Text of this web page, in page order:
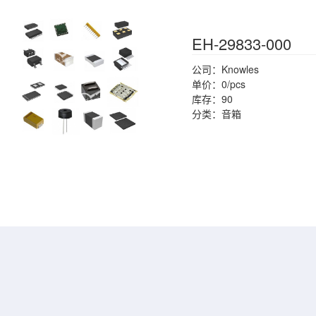
EH-29833-000
公司：Knowles
单价：0/pcs
库存：90
分类：音箱